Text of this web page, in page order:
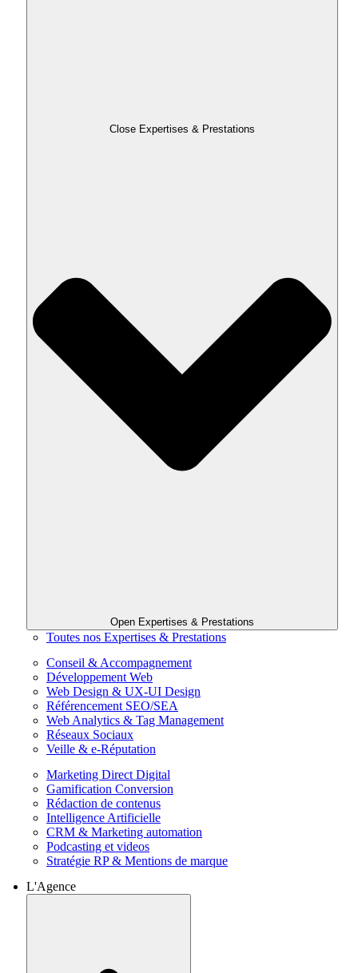
Close Expertises & Prestations
Open Expertises & Prestations
Toutes nos Expertises & Prestations
Conseil & Accompagnement
Développement Web
Web Design & UX-UI Design
Référencement SEO/SEA
Web Analytics & Tag Management
Réseaux Sociaux
Veille & e-Réputation
Marketing Direct Digital
Gamification Conversion
Rédaction de contenus
Intelligence Artificielle
CRM & Marketing automation
Podcasting et videos
Stratégie RP & Mentions de marque
L'Agence